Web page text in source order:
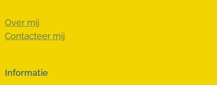
Over mij
Contacteer mij
Informatie